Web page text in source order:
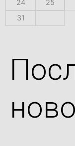
24
25
31